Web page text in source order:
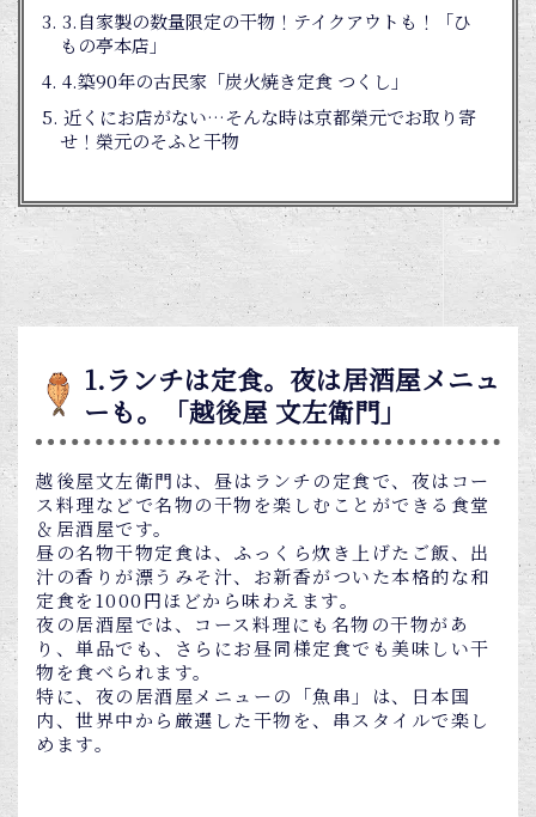
3.自家製の数量限定の干物！テイクアウトも！「ひ
もの亭本店」
4.築90年の古民家「炭火焼き定食 つくし」
近くにお店がない…そんな時は京都榮元でお取り寄
せ！榮元のそふと干物
1.ランチは定食。夜は居酒屋メニュ
ーも。「越後屋 文左衛門」
越後屋文左衛門は、昼はランチの定食で、夜はコー
ス料理などで名物の干物を楽しむことができる食堂
＆居酒屋です。
昼の名物干物定食は、ふっくら炊き上げたご飯、出
汁の香りが漂うみそ汁、お新香がついた本格的な和
定食を1000円ほどから味わえます。
夜の居酒屋では、コース料理にも名物の干物があ
り、単品でも、さらにお昼同様定食でも美味しい干
物を食べられます。
特に、夜の居酒屋メニューの「魚串」は、日本国
内、世界中から厳選した干物を、串スタイルで楽し
めます。